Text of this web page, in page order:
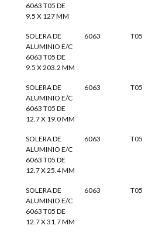
6063 T05 DE
9.5 X 127 MM
SOLERA DE
ALUMINIO E/C
6063 T05 DE
9.5 X 203.2 MM
6063 T05
SOLERA DE
ALUMINIO E/C
6063 T05 DE
12.7 X 19.0 MM
6063 T05
SOLERA DE
ALUMINIO E/C
6063 T05 DE
12.7 X 25.4 MM
6063 T05
SOLERA DE
ALUMINIO E/C
6063 T05 DE
12.7 X 31.7 MM
6063 T05